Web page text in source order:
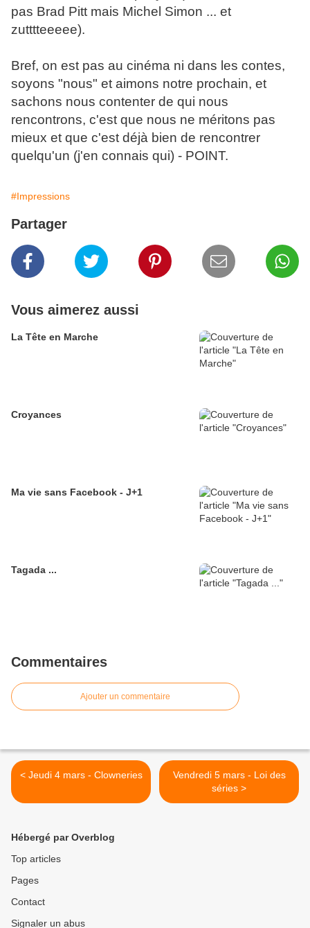
pas Brad Pitt mais Michel Simon ... et
zutttteeeee).
Bref, on est pas au cinéma ni dans les contes,
soyons "nous" et aimons notre prochain, et
sachons nous contenter de qui nous
rencontrons, c'est que nous ne méritons pas
mieux et que c'est déjà bien de rencontrer
quelqu'un (j'en connais qui) - POINT.
#Impressions
Partager
Vous aimerez aussi
La Tête en Marche
Croyances
Ma vie sans Facebook - J+1
Tagada ...
Commentaires
Ajouter un commentaire
< Jeudi 4 mars - Clowneries
Vendredi 5 mars - Loi des
séries >
Hébergé par Overblog
Top articles
Pages
Contact
Signaler un abus